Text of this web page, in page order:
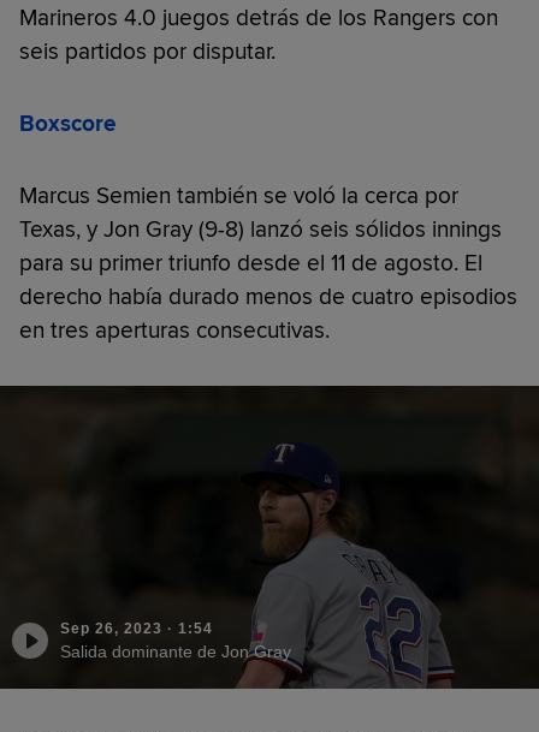
Marineros 4.0 juegos detrás de los Rangers con
seis partidos por disputar.
Boxscore
Marcus Semien también se voló la cerca por
Texas, y Jon Gray (9-8) lanzó seis sólidos innings
para su primer triunfo desde el 11 de agosto. El
derecho había durado menos de cuatro episodios
en tres aperturas consecutivas.
Sep 26, 2023 · 1:54
Salida dominante de Jon Gray